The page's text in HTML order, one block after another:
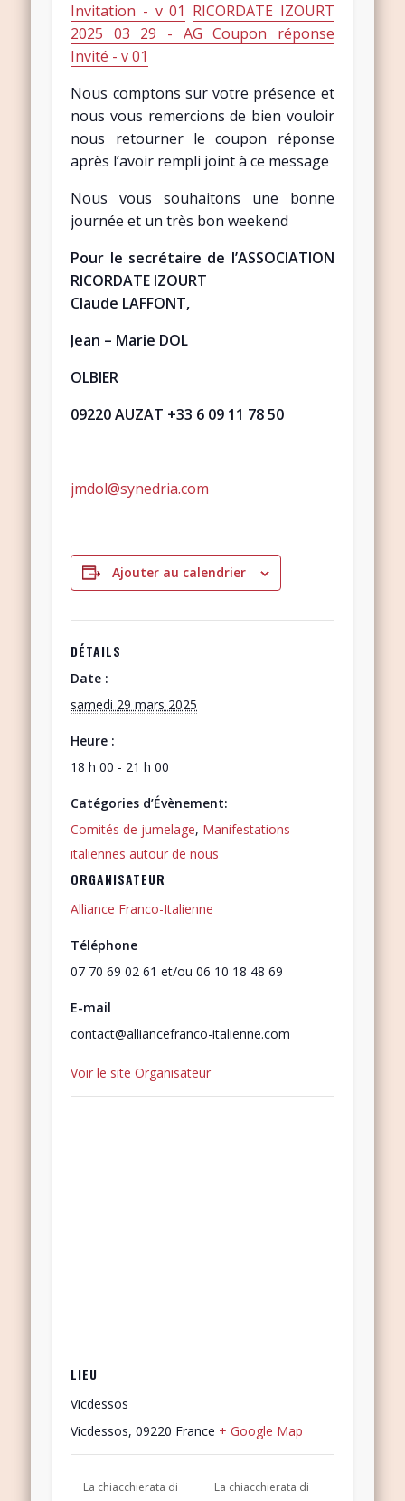
Invitation - v 01 RICORDATE IZOURT
2025 03 29 - AG Coupon réponse
Invité - v 01
Nous comptons sur votre présence et
nous vous remercions de bien vouloir
nous retourner le coupon réponse
après l’avoir rempli joint à ce message
Nous vous souhaitons une bonne
journée et un très bon weekend
Pour le secrétaire de l’ASSOCIATION
RICORDATE IZOURT
Claude LAFFONT,
Jean – Marie DOL
OLBIER
09220 AUZAT +33 6 09 11 78 50
jmdol@synedria.com
Ajouter au calendrier
DÉTAILS
Date :
samedi 29 mars 2025
Heure :
18 h 00 - 21 h 00
Catégories d’Évènement:
Comités de jumelage, Manifestations
italiennes autour de nous
ORGANISATEUR
Alliance Franco-Italienne
Téléphone
07 70 69 02 61 et/ou 06 10 18 48 69
E-mail
contact@alliancefranco-italienne.com
Voir le site Organisateur
LIEU
Vicdessos
Vicdessos, 09220 France + Google Map
La chiacchierata di La chiacchierata di